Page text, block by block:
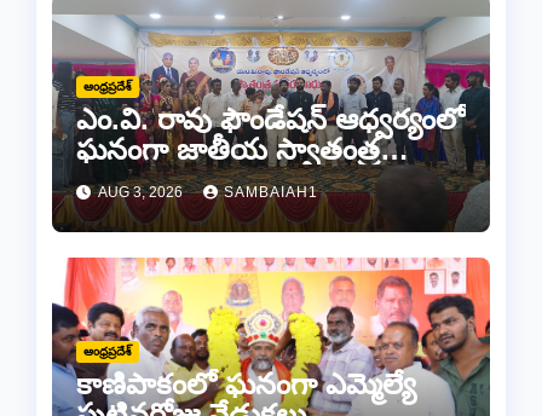
ఆంధ్రప్రదేశ్
ఎం.వి. రావు ఫౌండేషన్ ఆధ్వర్యంలో
ఘనంగా జాతీయ స్వాతంత్ర
సమరయోధుల పురస్కారాలు
ప్రధానోత్సవం వేడుకలు
AUG 3, 2026 SAMBAIAH1
ఆంధ్రప్రదేశ్
కాణిపాకంలో ఘనంగా ఎమ్మెల్యే